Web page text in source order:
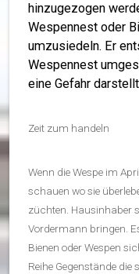
hinzugezogen
Wespennest oder
umzusiedeln. Er
Wespennest
eine Gefahr
Zeit zum handeln
Wenn die Wespe im
schauen wo sie
züchten. Hausinhaber
Vordermann bringen.
Bienen oder Wespen
Reihe Gegenstände